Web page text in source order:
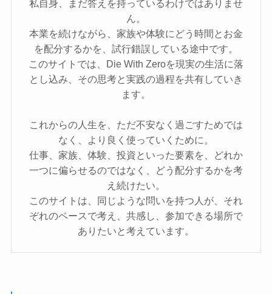
私自身、まだ答えを持っているわけではありませ
ん。
本業を続けながら、家族や体験にどう時間とお金
を配分するかを、試行錯誤している途中です。
このサイトでは、Die With Zeroを現実の生活に落
とし込み、その思考と実践の過程を共有していき
ます。
これからの人生を、ただ不安なく過ごすためでは
なく、より良く使っていくために。
仕事、家族、体験、投資といった要素を、どれか
一つに偏らせるのではなく、どう配分するかを考
え続けたい。
このサイトは、同じような問いを持つ人が、それ
ぞれのペースで考え、共感し、参加できる場所で
ありたいと考えています。